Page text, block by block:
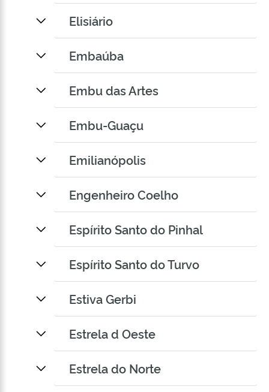
Elisiário
Embaúba
Embu das Artes
Embu-Guaçu
Emilianópolis
Engenheiro Coelho
Espírito Santo do Pinhal
Espírito Santo do Turvo
Estiva Gerbi
Estrela d Oeste
Estrela do Norte